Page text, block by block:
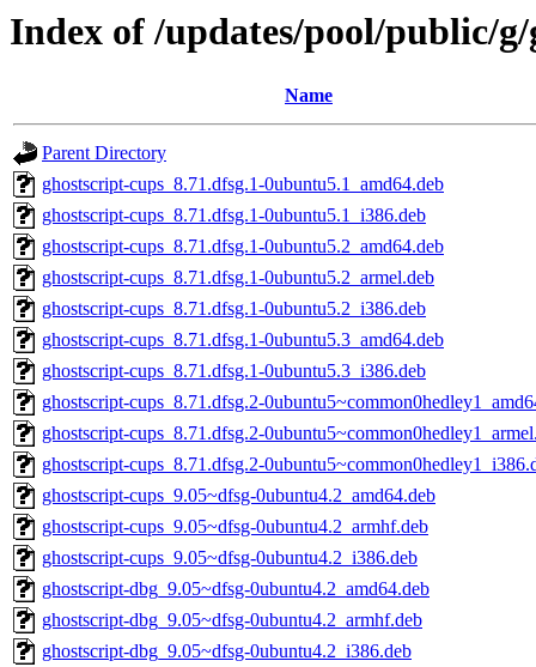
Index of /updates/pool/public/
Name
Parent Directory
ghostscript-cups_8.71.dfsg.1-0ubuntu5.1_amd64.deb
ghostscript-cups_8.71.dfsg.1-0ubuntu5.1_i386.deb
ghostscript-cups_8.71.dfsg.1-0ubuntu5.2_amd64.deb
ghostscript-cups_8.71.dfsg.1-0ubuntu5.2_armel.deb
ghostscript-cups_8.71.dfsg.1-0ubuntu5.2_i386.deb
ghostscript-cups_8.71.dfsg.1-0ubuntu5.3_amd64.deb
ghostscript-cups_8.71.dfsg.1-0ubuntu5.3_i386.deb
ghostscript-cups_8.71.dfsg.2-
ghostscript-cups_8.71.dfsg.2-
ghostscript-cups_8.71.dfsg.2-
ghostscript-cups_9.05~dfsg-0ubuntu4.2_amd64.deb
ghostscript-cups_9.05~dfsg-0ubuntu4.2_armhf.deb
ghostscript-cups_9.05~dfsg-0ubuntu4.2_i386.deb
ghostscript-dbg_9.05~dfsg-0ubuntu4.2_amd64.deb
ghostscript-dbg_9.05~dfsg-0ubuntu4.2_armhf.deb
ghostscript-dbg_9.05~dfsg-0ubuntu4.2_i386.deb